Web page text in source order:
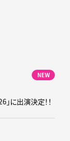
NEW
に出演決定！！